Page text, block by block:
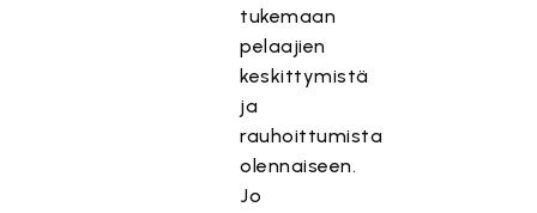
tukemaan
pelaajien
keskittymistä
ja
rauhoittumista
olennaiseen.
Jo